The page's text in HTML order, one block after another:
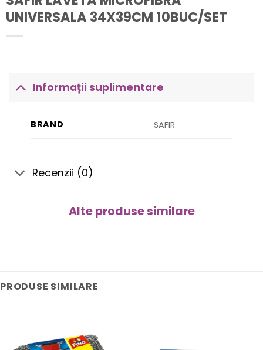
UNIVERSALA 34X39CM 10BUC/SET
Informații suplimentare
BRAND SAFIR
Recenzii (0)
Alte produse similare
PRODUSE SIMILARE